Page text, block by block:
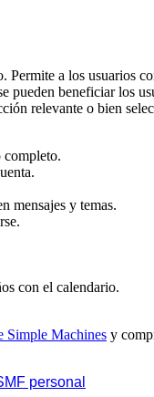
a los usuarios
beneficiar los
relevante o bien
completo.
mensajes y temas.
con el calendario.
Simple Machines y
personal